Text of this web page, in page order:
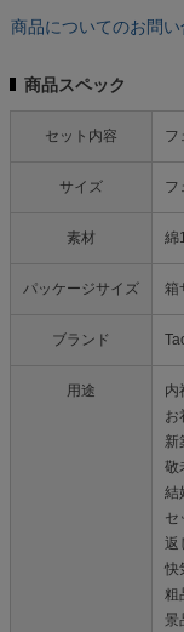
商品についてのお問
商品スペック
セット内容 フ
サイズ フ
素材 綿
パッケージサイズ 箱
ブランド
用途
内
お
新
敬
結
セ
返
快
粗
景